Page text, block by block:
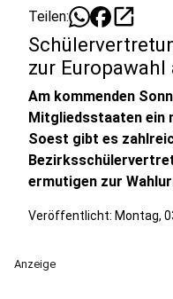
Teilen: open_in_new
zur Europawahl
Am kommenden
Mitgliedsstaaten ein
Soest gibt es
ermutigen zur
Veröffentlicht: Montag,
Anzeige